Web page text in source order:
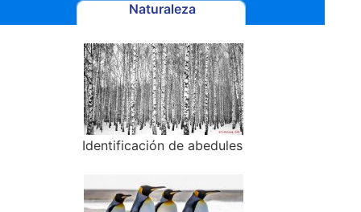
Naturaleza
Identificación de abedules